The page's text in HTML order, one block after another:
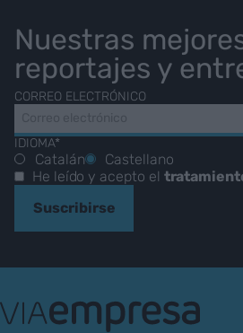
Nuestras
reportajes y
CORREO ELECTRÓNICO
IDIOMA*
Catalán
Castellano
He leído y acepto el
Suscribirse